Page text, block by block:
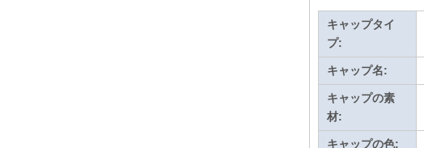
キャップタイ
プ:
キャップ名:
キャップの素
材:
キャップの色: